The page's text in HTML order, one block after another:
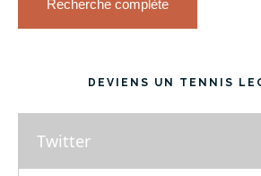
Recherche complète
DEVIENS UN TENNIS
Twitter